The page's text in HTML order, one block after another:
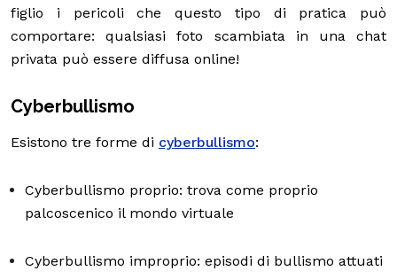
figlio i pericoli che questo tipo di pratica può
comportare: qualsiasi foto scambiata in una chat
privata può essere diffusa online!
Cyberbullismo
Esistono tre forme di cyberbullismo:
Cyberbullismo proprio: trova come proprio
palcoscenico il mondo virtuale
Cyberbullismo improprio: episodi di bullismo attuati